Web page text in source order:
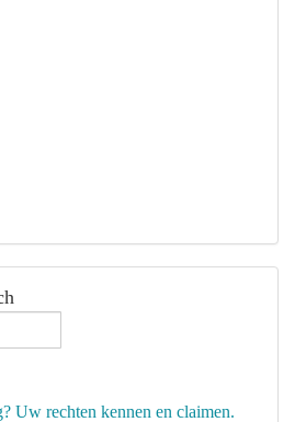
Uw rechten kennen en claimen.